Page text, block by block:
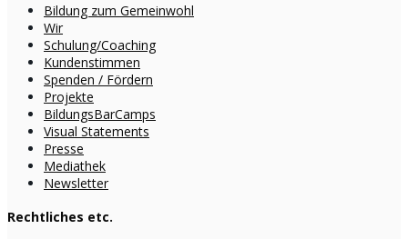
Bildung zum Gemeinwohl
Wir
Schulung/Coaching
Kundenstimmen
Spenden / Fördern
Projekte
BildungsBarCamps
Visual Statements
Presse
Mediathek
Newsletter
Rechtliches etc.